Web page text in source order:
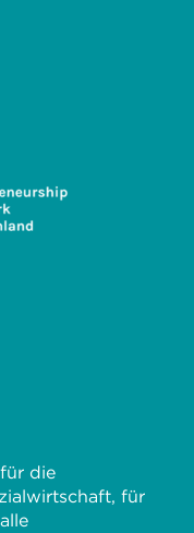
die
für